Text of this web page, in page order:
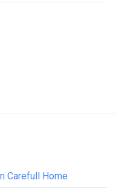
Carefull Home